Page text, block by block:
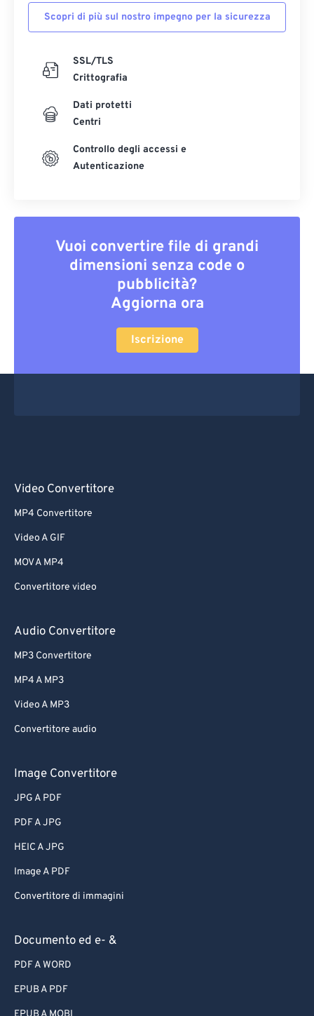
Scopri di più sul nostro impegno per la sicurezza
SSL/TLS
Crittografia
Dati protetti
Centri
Controllo degli accessi e
Autenticazione
Vuoi convertire file di grandi
dimensioni senza code o
pubblicità?
Aggiorna ora
Iscrizione
Video Convertitore
MP4 Convertitore
Video A GIF
MOV A MP4
Convertitore video
Audio Convertitore
MP3 Convertitore
MP4 A MP3
Video A MP3
Convertitore audio
Image Convertitore
JPG A PDF
PDF A JPG
HEIC A JPG
Image A PDF
Convertitore di immagini
Documento ed e- &
PDF A WORD
EPUB A PDF